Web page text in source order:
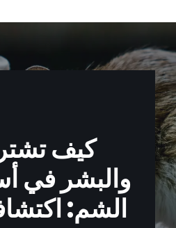
كيف
والبشر في
الشم: